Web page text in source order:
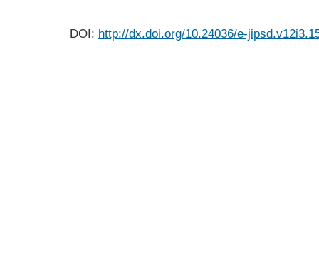
DOI: http://dx.doi.org/10.24036/e-